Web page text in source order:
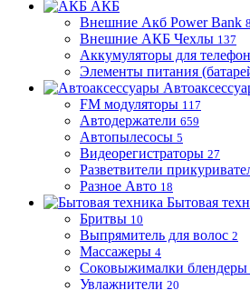
АКБ
Внешние Акб Power Bank
Внешние АКБ Чехлы 137
Аккумуляторы для
Элементы питания
FM модуляторы 117
Автодержатели 659
Автопылесосы 5
Видеорегистраторы 27
Разветвители
Разное Авто 18
Бытовая
Бритвы 10
Выпрямитель для волос 2
Массажеры 4
Соковыжималки блендеры
Увлажнители 20